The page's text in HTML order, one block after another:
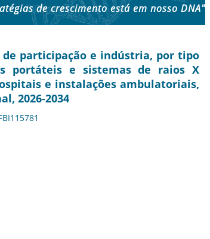
de crescimento está em nosso DNA"
participação e indústria, por tipo
portáteis e sistemas de raios X
e instalações ambulatoriais,
2026-2034